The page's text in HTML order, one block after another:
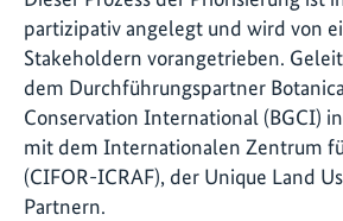
partizipativ angelegt und wird von
Stakeholdern vorangetrieben.
dem Durchführungspartner
Conservation International (BGCI)
mit dem Internationalen Zentrum
(CIFOR-ICRAF), der Unique Land
Partnern.